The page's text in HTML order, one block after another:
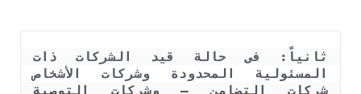
المسئولية المحدودة وشركات الأشخاص